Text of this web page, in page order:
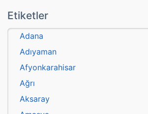
Etiketler
Adana
Adıyaman
Afyonkarahisar
Ağrı
Aksaray